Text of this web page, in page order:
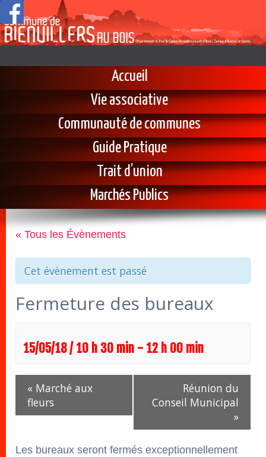
Accueil
Vie associative
Communauté de communes
Guide Pratique
Trait d’union
Marchés Publics
« Tous les Évènements
Cet évènement est passé
Fermeture des bureaux
15/05/18 / 10 h 30 min -12 h 00 min
Navigation
Évènement
« Marché aux
fleurs
Réunion du
Conseil Municipal
»
Les bureaux seront fermés exceptionnellement